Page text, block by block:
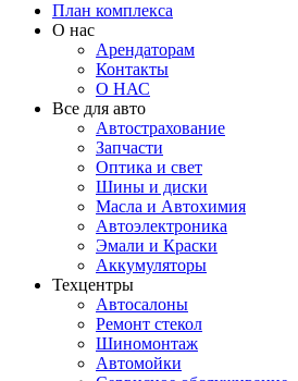
План комплекса
О нас
Арендаторам
Контакты
О НАС
Все для авто
Автострахование
Запчасти
Оптика и свет
Шины и диски
Масла и Автохимия
Автоэлектроника
Эмали и Краски
Аккумуляторы
Техцентры
Автосалоны
Ремонт стекол
Шиномонтаж
Автомойки